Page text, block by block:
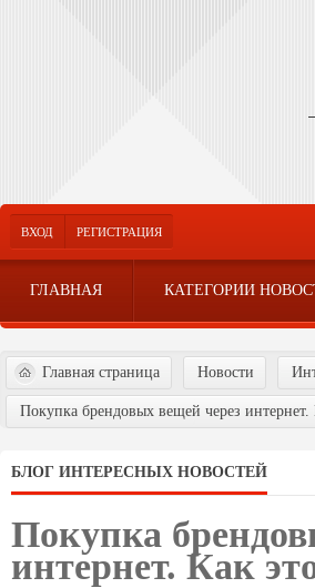
ВХОД РЕГИСТРАЦИЯ
ГЛАВНАЯ КАТЕГОРИИ
Главная страница Новости
Покупка брендовых вещей через
БЛОГ ИНТЕРЕСНЫХ НОВОСТЕЙ
Покупка
интернет. Как